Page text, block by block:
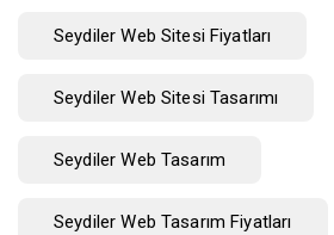
Seydiler Web Sitesi Fiyatları
Seydiler Web Sitesi Tasarımı
Seydiler Web Tasarım
Seydiler Web Tasarım Fiyatları